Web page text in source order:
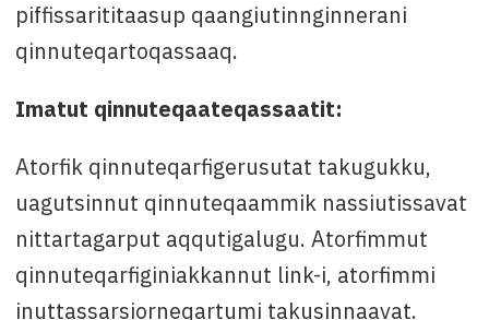
piffissarititaasup qaangiutinnginnerani
qinnuteqartoqassaaq.
Imatut qinnuteqaateqassaatit:
Atorfik qinnuteqarfigerusutat takugukku,
uagutsinnut qinnuteqaammik nassiutissavat
nittartagarput aqqutigalugu. Atorfimmut
qinnuteqarfiginiakkannut link-i, atorfimmi
inuttassarsiorneqartumi takusinnaavat.